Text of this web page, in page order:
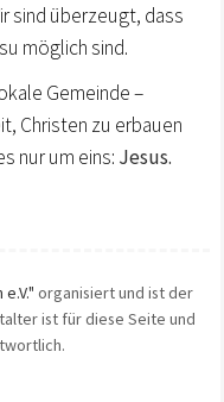
sind überzeugt, dass
möglich sind.
Gemeinde –
Christen zu erbauen
nur um eins: Jesus.
organisiert und ist der
ist für diese Seite und